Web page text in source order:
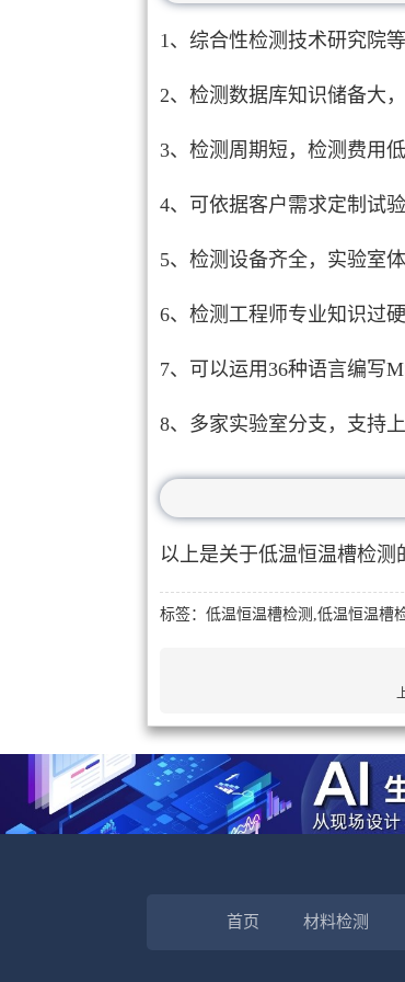
1、综合性检测技术研究院
2、检测数据库知识储备大
3、检测周期短，检测费用低
4、可依据客户需求定制试验
5、检测设备齐全，实验室
6、检测工程师专业知识过
7、可以运用36种语言编写
8、多家实验室分支，支持
以上是关于低温恒温槽检测
标签：低温恒温槽检测,低温恒温槽
首页 材料检测